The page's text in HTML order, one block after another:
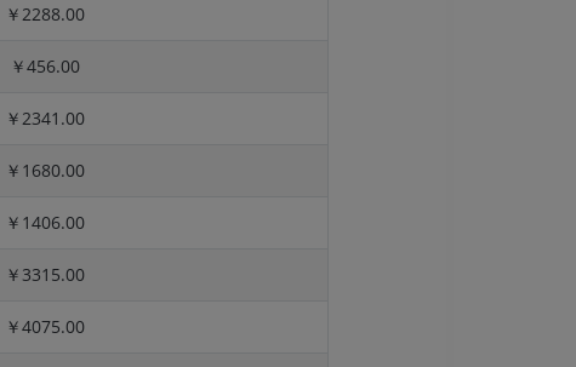
￥2288.00
￥456.00
￥2341.00
￥1680.00
￥1406.00
￥3315.00
￥4075.00